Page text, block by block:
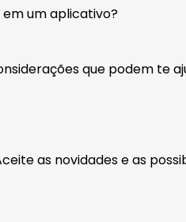
um aplicativo?
que podem te
as novidades e as